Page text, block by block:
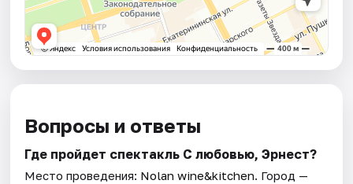
Вопросы и ответы
Где пройдет спектакль С любовью, Эрнест?
Место проведения: Nolan wine&kitchen. Город —